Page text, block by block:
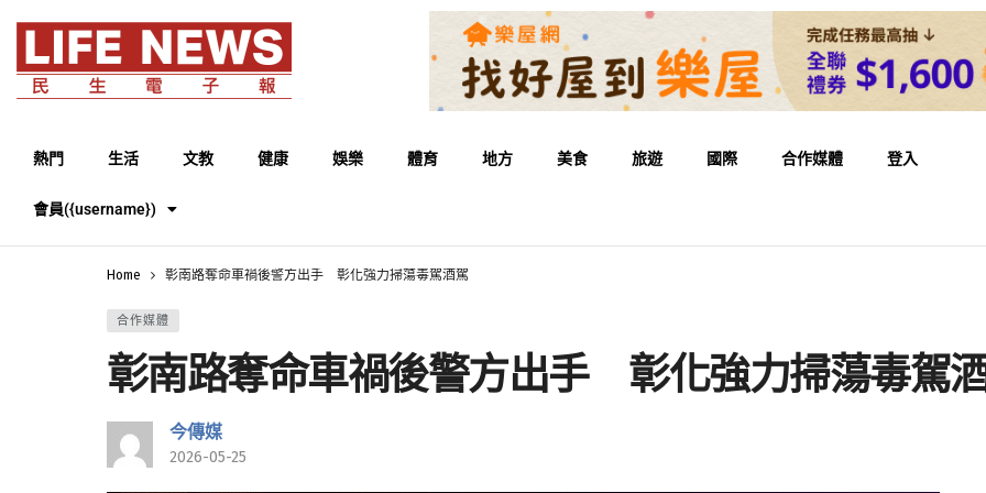
熱門 生活 文教 健康 娛樂 體育 地方 美食 旅遊 國際 合作媒體 登入
會員({username})
Home 彰南路奪命車禍後警方出手 彰化強力掃蕩毒駕酒駕
合作媒體
彰南路奪命車禍後警方出手 彰化強力掃蕩毒駕
今傳媒
2026-05-25